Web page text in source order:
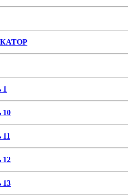
1
10
12
13